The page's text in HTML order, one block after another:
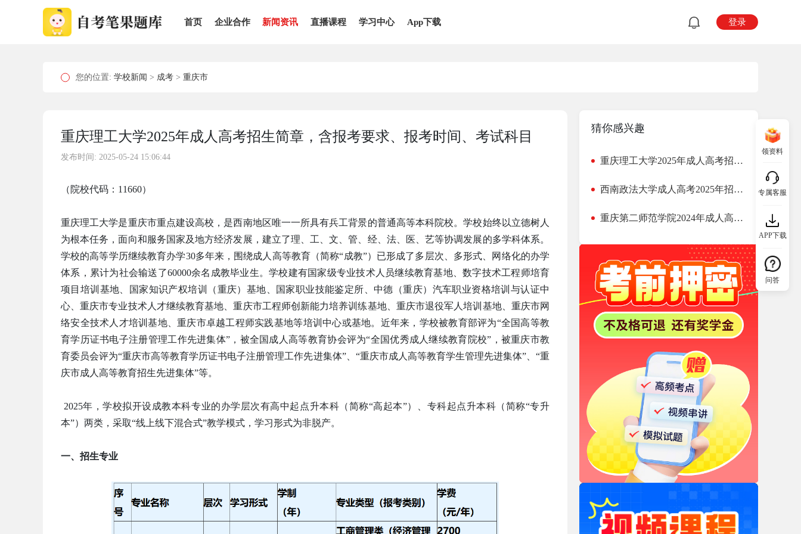
首页 企业合作 新闻资讯 直播课程 学习中心 App下载 登录
领资料
专属客服
APP下载
问答
您的位置: 学校新闻 > 成考 > 重庆市
重庆理工大学2025年成人高考招生简章，含报考要求、报考时间、考试科目
发布时间: 2025-05-24 15:06:44
（院校代码：11660）
重庆理工大学是重庆市重点建设高校，是西南地区唯一一所具有兵工背景的普通高等本科院校。学校始终以立德树人
为根本任务，面向和服务国家及地方经济发展，建立了理、工、文、管、经、法、医、艺等协调发展的多学科体系。
学校的高等学历继续教育办学30多年来，围绕成人高等教育（简称“成教”）已形成了多层次、多形式、网络化的办学
体系，累计为社会输送了60000余名成教毕业生。学校建有国家级专业技术人员继续教育基地、数字技术工程师培育
项目培训基地、国家知识产权培训（重庆）基地、国家职业技能鉴定所、中德（重庆）汽车职业资格培训与认证中
心、重庆市专业技术人才继续教育基地、重庆市工程师创新能力培养训练基地、重庆市退役军人培训基地、重庆市网
络安全技术人才培训基地、重庆市卓越工程师实践基地等培训中心或基地。近年来，学校被教育部评为“全国高等教
育学历证书电子注册管理工作先进集体”，被全国成人高等教育协会评为“全国优秀成人继续教育院校”，被重庆市教
育委员会评为“重庆市高等教育学历证书电子注册管理工作先进集体”、“重庆市成人高等教育学生管理先进集体”、“重
庆市成人高等教育招生先进集体”等。
2025年，学校拟开设成教本科专业的办学层次有高中起点升本科（简称“高起本”）、专科起点升本科（简称“专升
本”）两类，采取“线上线下混合式”教学模式，学习形式为非脱产。
一、招生专业
猜你感兴趣
重庆理工大学2025年成人高考招生简章，含报考要求、报考时间、考试科目
西南政法大学成人高考2025年招生简章（报考条件+招生专业）
重庆第二师范学院2024年成人高考招生简章，含招生专业、报名时间